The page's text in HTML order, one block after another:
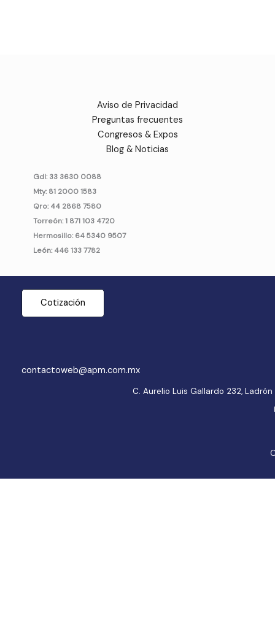
Aviso de Privacidad
Preguntas frecuentes
Congresos & Expos
Blog & Noticias
Gdl: 33 3630 0088
Mty: 81 2000 1583
Qro: 44 2868 7580
Torreón: 1 871 103 4720
Hermosillo: 64 5340 9507
León: 446 133 7782
Cotización
contactoweb@apm.com.mx
C. Aurelio Luis Gallardo 232,